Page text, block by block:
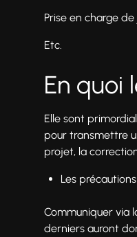
Prise en charge
Etc.
En quoi
Elle sont
pour transmettre
projet, la
Les
Communiquer via
derniers auront